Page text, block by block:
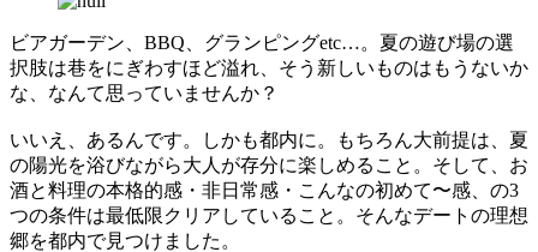
ビアガーデン、BBQ、グランピングetc…。夏の遊び場の選
択肢は巷をにぎわすほど溢れ、そう新しいものはもうないか
な、なんて思っていませんか？
いいえ、あるんです。しかも都内に。もちろん大前提は、夏
の陽光を浴びながら大人が存分に楽しめること。そして、お
酒と料理の本格的感・非日常感・こんなの初めて〜感、の3
つの条件は最低限クリアしていること。そんなデートの理想
郷を都内で見つけました。